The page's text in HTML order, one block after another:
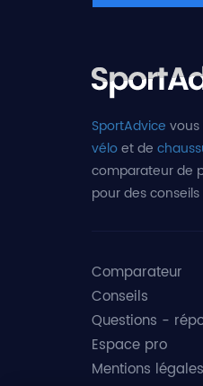
SportAdvice
véloet de
comparateur de
pour des
Comparateur
Conseils
Questions -
Espace pro
Mentions légales